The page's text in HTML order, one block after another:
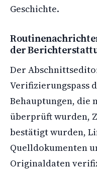
Geschichte.
der
Der
Verifizierungspass
Behauptungen, die
überprüft wurden,
bestätigt wurden,
Quelldokumenten
Originaldaten